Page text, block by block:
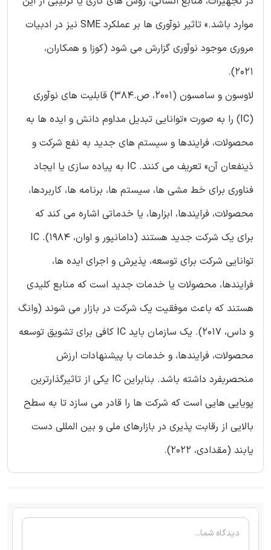
موارد باشد.» تاثیر نوآوری ها بر عملکرد SME نیز در ادبیات
مروری موجود نوآوری گزارش می شود (کوزا و همکاران،
2021).
لاوسون و سامسون (2001، ص.384) قابلیت های نوآوری
(IC) را به صورت «توانایی تبدیل مداوم دانش و ایده ها به
محصولات، فرایندها و سیستم های جدید به نفع شرکت و
ذینفعان آن» تعریف می کنند. IC به پیاده سازی یا ایجاد
فناوری برای خط مشی ها، سیستم ها، برنامه ها، کاربردها،
محصولات، فرایندها، ابزارها، یا خدماتی اشاره می کند که
برای یک شرکت جدید هستند (دامانپور و اوان، 1984). IC
توانایی شرکت برای توسعه، پذیرش و اجرای ایده ها،
فرایندها، محصولات یا خدمات جدید است که منابع کلیدی
هستند که باعث موفقیت یک شرکت در بازار می شوند (وانگ
و داس، 2017). یک سازمان باید IC کافی برای تشویق توسعه
محصولات، فرایندها، و خدمات با پیشنهادات ارزش
منحصربفرد داشته باشد. بنابراین IC یکی از تاثیرگذارترین
پویایی هایی است که شرکت ها را قادر می سازد تا به سطح
بالایی از رقابت پذیری در بازارهای ملی و بین المللی دست
یابند (مقدادی، 2022).